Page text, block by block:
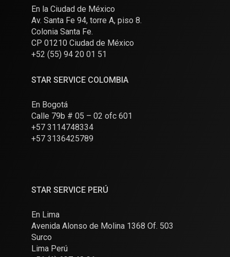
En la Ciudad de México
Av. Santa Fe 94, torre A, piso 8.
Colonia Santa Fe.
CP 01210 Ciudad de México
+52 (55) 94 20 01 51
STAR SERVICE COLOMBIA
En Bogotá
Calle 79b # 05 – 02 ofc 601
+57 3114748334
+57 3136425789
STAR SERVICE PERÚ
En Lima
Avenida Alonso de Molina 1368 Of. 503
Surco
Lima Perú